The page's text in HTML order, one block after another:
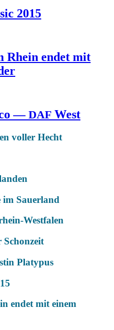
2015
Rhein endet mit
— DAF West
voller Hecht
im Sauerland
Westfalen
Schonzeit
Platypus
endet mit einem